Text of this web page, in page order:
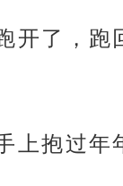
开了，
上抱过年